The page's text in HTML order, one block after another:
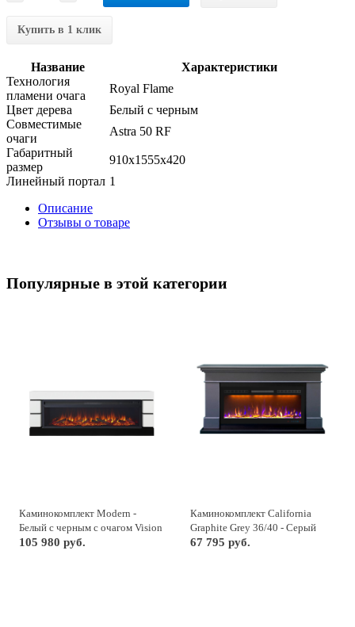
Купить в 1 клик
Название
Характеристики
Технология
пламени очага
Royal Flame
Цвет дерева
Белый с черным
Совместимые
очаги
Astra 50 RF
Габаритный
размер
910x1555x420
Линейный портал 1
Описание
Отзывы о товаре
Популярные в этой категории
Каминокомплект Modern -
Белый с черным с очагом Vision
60 LOG LED
105 980 руб.
Каминокомплект California
Graphite Grey 36/40 - Серый
графит (Высота 855 см) с
67 795 руб.